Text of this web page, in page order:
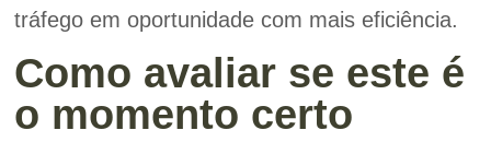
tráfego em oportunidade com mais eficiência.
Como avaliar se este é
o momento certo